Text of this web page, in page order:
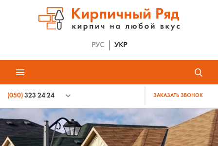
РУС УКР
(050) 323 24 24 ЗАКАЗАТЬ ЗВОНОК